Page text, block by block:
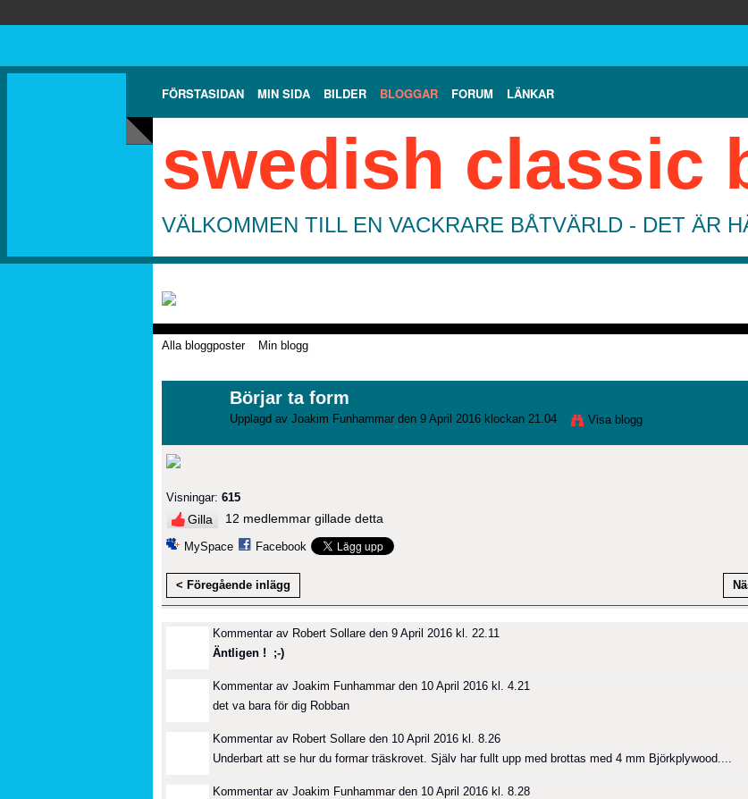
FÖRSTASIDAN MIN SIDA BILDER BLOGGAR FORUM LÄNKAR
swedish classic
VÄLKOMMEN TILL EN VACKRARE BÅTVÄRLD - DET ÄR
Alla bloggposter Min blogg
Börjar ta form
Upplagd av Joakim Funhammar den 9 April 2016 klockan 21.04 Visa blogg
Visningar: 615
Gilla 12 medlemmar gillade detta
MySpace Facebook
< Föregående inlägg
Kommentar av Robert Sollare den 9 April 2016 kl. 22.11
Äntligen ! ;-)
Kommentar av Joakim Funhammarden 10 April 2016 kl. 4.21
det va bara för dig Robban
Kommentar av Robert Sollare den 10 April 2016 kl. 8.26
Underbart att se hur du formar träskrovet. Själv har fullt upp med brottas med 4 mm Björkplywood....
Kommentar av Joakim Funhammarden 10 April 2016 kl. 8.28